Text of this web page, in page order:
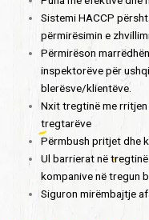
Sistemi HACCP
përmirësimin e
Përmirëson
inspektorëve për
blerësve/klientëve.
Nxit tregtinë me
tregtarëve
Përmbush pritjet dhe
Ul barrierat në
kompanive në tregun
Siguron mirëmbajtje